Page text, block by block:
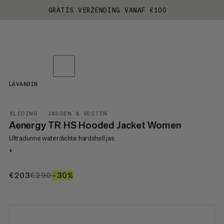
GRATIS VERZENDING VANAF €100
KLEDING JASSEN & VESTEN
Aenergy TR HS Hooded Jacket Women
Ultradunne waterdichte hardshell jas
+
€203€203
€290€290
–30%
LAVANDIN